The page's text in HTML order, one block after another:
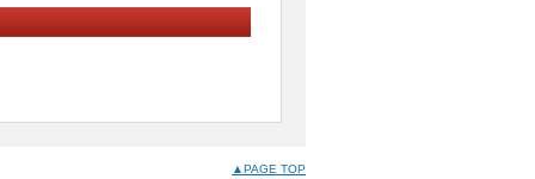
▲PAGE TOP